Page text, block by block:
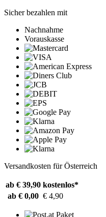
Sicher bezahlen mit
Nachnahme
Vorauskasse
Versandkosten für Österreich
ab € 39,90 kostenlos*
ab € 0,00 € 4,90